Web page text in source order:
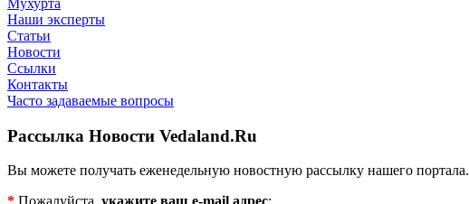
Мухурта
Наши эксперты
Статьи
Новости
Ссылки
Контакты
Часто задаваемые вопросы
Рассылка Новости Vedaland.Ru
Вы можете получать еженедельную новостную рассылку нашего портала.